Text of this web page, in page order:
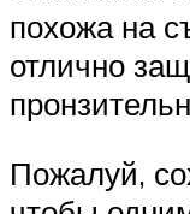
похожа на
отлично
Пожалуй,